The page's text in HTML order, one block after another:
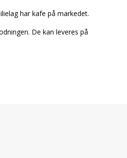
har kafe på markedet.
De kan leveres på